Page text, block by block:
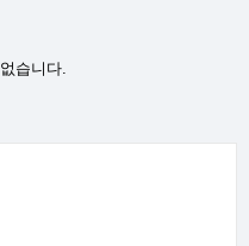
습니다.